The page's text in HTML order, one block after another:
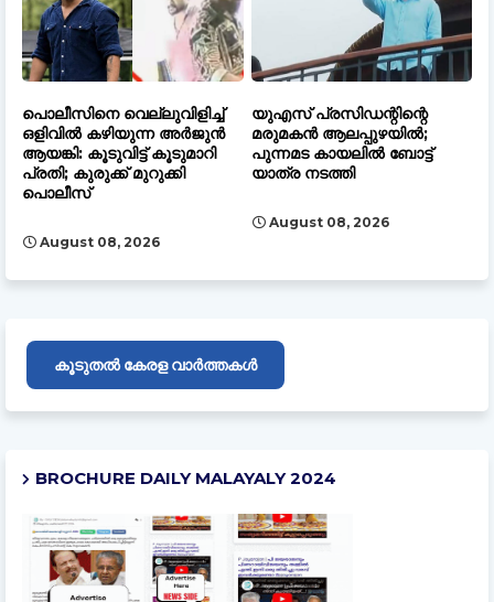
പൊലീസിനെ വെല്ലുവിളിച്ച്
ഒളിവിൽ കഴിയുന്ന അർജുൻ
ആയങ്കി: കൂടുവിട്ട് കൂടുമാറി
പ്രതി; കുരുക്ക് മുറുക്കി
പൊലീസ്
August 08, 2026
യുഎസ് പ്രസിഡന്റിന്റെ
മരുമകൻ ആലപ്പുഴയിൽ;
പുന്നമട കായലിൽ ബോട്ട്
യാത്ര നടത്തി
August 08, 2026
കൂടുതൽ കേരള വാർത്തകൾ
BROCHURE DAILY MALAYALY 2024